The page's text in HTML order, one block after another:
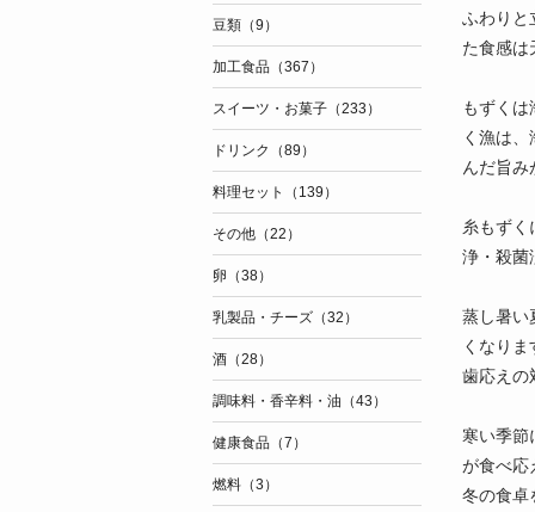
ふわりと
た食感は
もずく
く漁は
んだ旨み
糸もずく
浄・殺菌
蒸し暑い
くなり
歯応えの
寒い季節
が食べ応
冬の食卓
豆類（9）
加工食品（367）
スイーツ・お菓子（233）
ドリンク（89）
料理セット（139）
その他（22）
卵（38）
乳製品・チーズ（32）
酒（28）
調味料・香辛料・油（43）
健康食品（7）
燃料（3）